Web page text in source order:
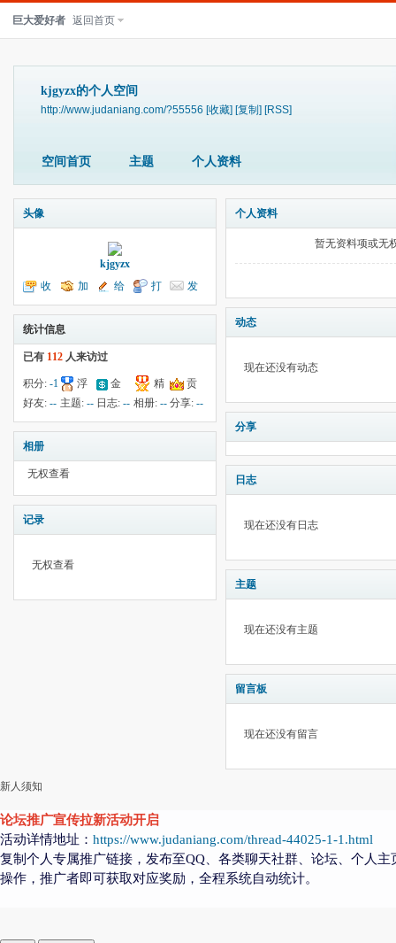
巨大爱好者 返回首页
kjgyzx的个人空间
http://www.judaniang.com/?55556 [收藏] [复制] [RSS]
空间首页 主题 个人资料
头像
kjgyzx
收
听TA
加
为好友
给
我留言
打
个招呼
发
送消息
统计信息
已有 112 人来访过
积分: -1
浮
云:
金
钱:42
精
华:--
贡
献:--
好友: -- 主题: -- 日志:-- 相册: -- 分享:--
相册
无权查看
记录
无权查看
个人资料
暂无资料项或无
动态
现在还没有动态
分享
日志
现在还没有日志
主题
现在还没有主题
留言板
现在还没有留言
新人须知
论坛推广宣传拉新活动开启
活动详情地址： https://www.judaniang.com/thread-44025-1-1.html
复制个人专属推广链接，发布至QQ、各类聊天社群、论坛、个人
操作，推广者即可获取对应奖励，全程系统自动统计。